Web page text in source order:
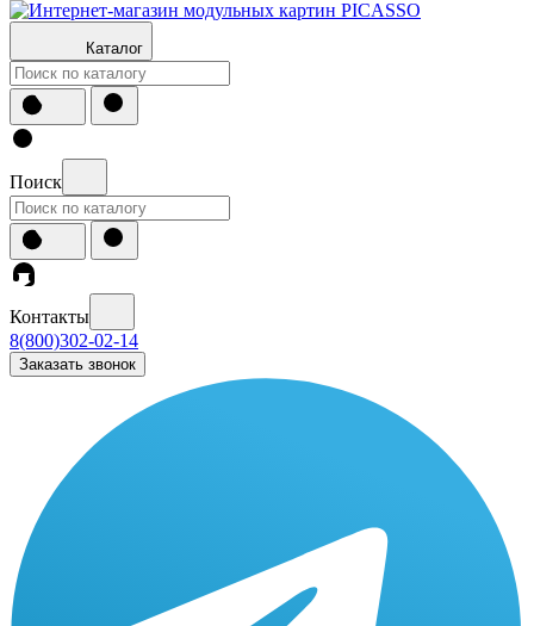
Каталог
Поиск
Контакты
8(800)302-02-14
Заказать звонок